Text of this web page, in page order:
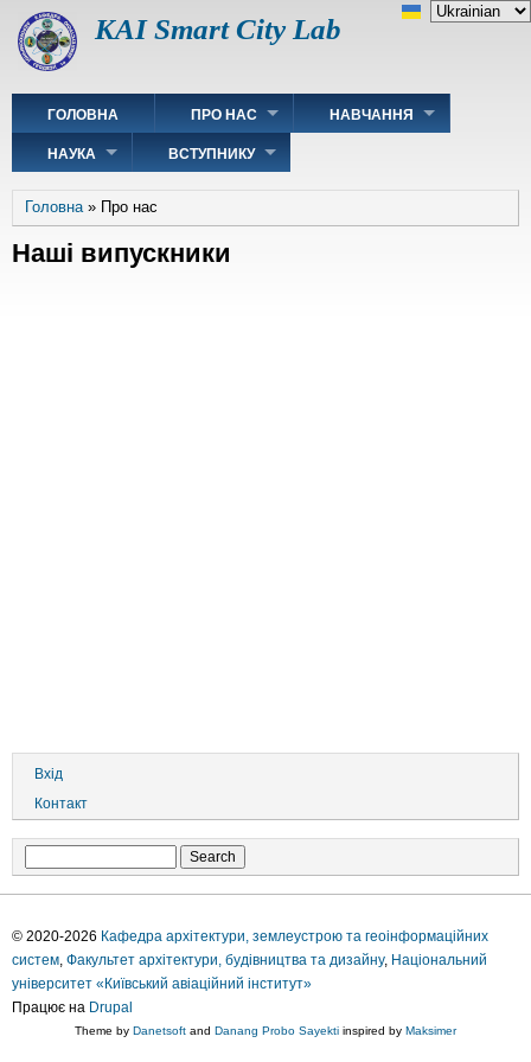
Перейти
основного
KAI Smart City Lab
Select
Main
navigation
ГОЛОВНА ПРО НАС НАВЧАННЯ
НАУКА ВСТУПНИКУ
Рядок
навіґації
Головна Про нас
Наші випускники
User
account
menu
Вхід
Контакт
© 2020-2026 Кафедра архітектури, землеустрою та геоінформаційних
систем, Факультет архітектури, будівництва та дизайну, Національний
університет «Київський авіаційний інститут»
Працює на Drupal
Theme by Danetsoft and Danang Probo Sayekti inspired by Maksimer